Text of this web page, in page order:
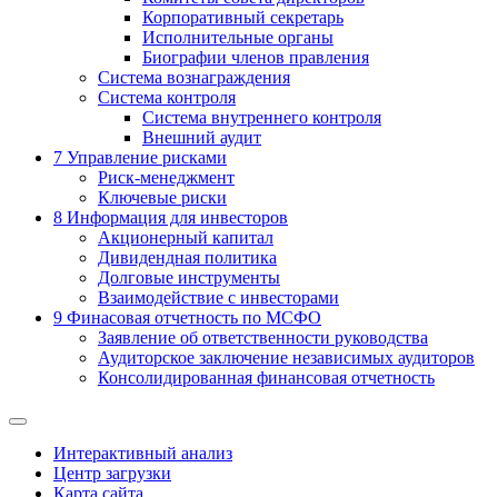
Корпоративный секретарь
Исполнительные органы
Биографии членов правления
Система вознаграждения
Система контроля
Система внутреннего контроля
Внешний аудит
7 Управление рисками
Риск-менеджмент
Ключевые риски
8 Информация для инвесторов
Акционерный капитал
Дивидендная политика
Долговые инструменты
Взаимодействие с инвеcторами
9 Финасовая отчетность по МСФО
Заявление об ответственности руководства
Аудиторское заключение независимых аудиторов
Консолидированная финансовая отчетность
Интерактивный анализ
Центр загрузки
Карта сайта